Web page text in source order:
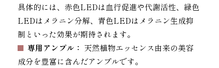
具体的には、赤色LEDは血行促進や代謝活性、緑色
LEDはメラニン分解、青色LEDはメラニン生成抑
制といった効果が期待されます。
専用アンプル： 天然植物エッセンス由来の美容
成分を豊富に含んだアンプルです。